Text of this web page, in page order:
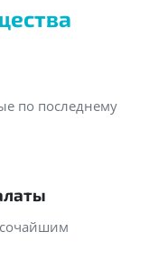
по последнему